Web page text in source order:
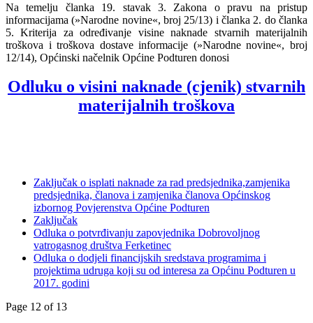
Na temelju članka 19. stavak 3. Zakona o pravu na pristup
informacijama (»Narodne novine«, broj 25/13) i članka 2. do članka
5. Kriterija za određivanje visine naknade stvarnih materijalnih
troškova i troškova dostave informacije (»Narodne novine«, broj
12/14), Općinski načelnik Općine Podturen donosi
Odluku o visini naknade (cjenik) stvarnih
materijalnih troškova
Zaključak o isplati naknade za rad predsjednika,zamjenika
predsjednika, članova i zamjenika članova Općinskog
izbornog Povjerenstva Općine Podturen
Zaključak
Odluka o potvrđivanju zapovjednika Dobrovoljnog
vatrogasnog društva Ferketinec
Odluka o dodjeli financijskih sredstava programima i
projektima udruga koji su od interesa za Općinu Podturen u
2017. godini
Page 12 of 13